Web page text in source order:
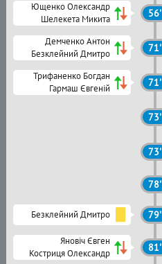
Ющенко Олександр
Шелекета Микита
56'
Демченко Антон
Безклейний Дмитро
71'
Трифаненко Богдан
Гармаш Євгеній
71'
73'
73'
78'
Безклейний Дмитро 79'
Яновіч Євген
Костриця Олександр
81'